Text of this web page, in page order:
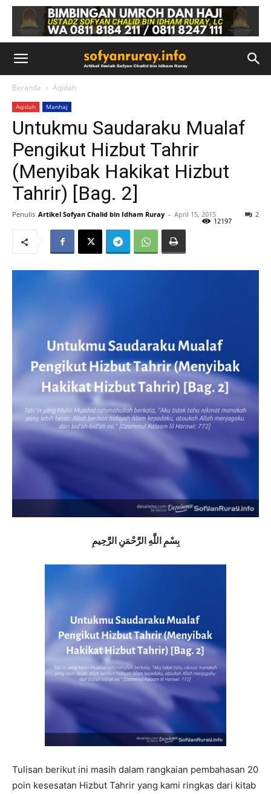
Beranda Aqidah
Aqidah Manhaj
Untukmu Saudaraku Mualaf
Pengikut Hizbut Tahrir
(Menyibak Hakikat Hizbut
Tahrir) [Bag. 2]
Penulis Artikel Sofyan Chalid bin Idham Ruray - April 15, 2015 2
12197
بِسْمِ اللَّهِ الرَّحْمَنِ الرَّحِيمِ
Tulisan berikut ini masih dalam rangkaian pembahasan 20
poin kesesatan Hizbut Tahrir yang kami ringkas dari kitab